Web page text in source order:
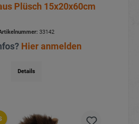
Plüsch 15x20x60cm
33142
Hier anmelden
Details